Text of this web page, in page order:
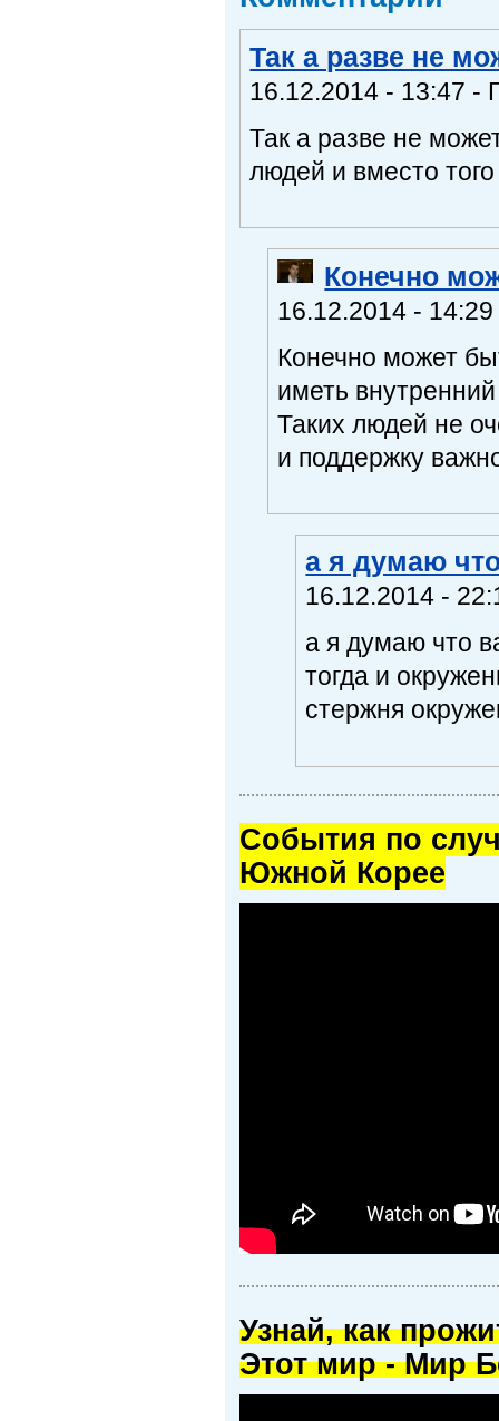
Так а разве не
16.12.2014 - 13:47 -
Так а разве не
людей и вместо
Конечно
16.12.2014 -
Конечно может
иметь
Таких людей не
и поддержку
а я думаю
16.12.2014 -
а я думаю что
тогда и
стержня
Cобытия по
Южной Корее
Узнай, как
Этот мир - Мир